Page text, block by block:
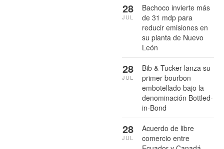
Bachoco invierte más
de 31 mdp para
reducir emisiones en
su planta de Nuevo
León
28
JUL
Bib & Tucker lanza su
primer bourbon
embotellado bajo la
denominación Bottled-
in-Bond
28
JUL
Acuerdo de libre
comercio entre
28
JUL